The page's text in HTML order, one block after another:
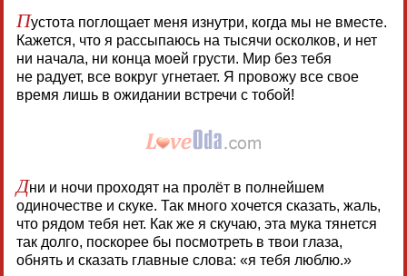
Пустота поглощает меня изнутри, когда мы не вместе.
Кажется, что я рассыпаюсь на тысячи осколков, и нет
ни начала, ни конца моей грусти. Мир без тебя
не радует, все вокруг угнетает. Я провожу все свое
время лишь в ожидании встречи с тобой!
Дни и ночи проходят на пролёт в полнейшем
одиночестве и скуке. Так много хочется сказать, жаль,
что рядом тебя нет. Как же я скучаю, эта мука тянется
так долго, поскорее бы посмотреть в твои глаза,
обнять и сказать главные слова: «я тебя люблю.»